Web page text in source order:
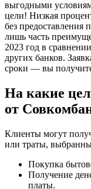
выгодными
цели! Низкая
без предоставления
лишь часть
2023 год в
других банков.
сроки — вы
На какие
от
Клиенты могут
или траты,
Покупка
Получение
платы.